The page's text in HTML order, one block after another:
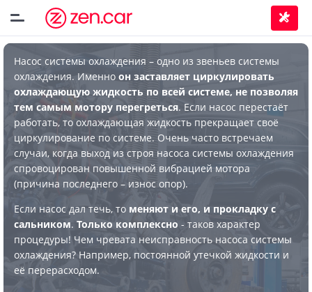
Насос системы охлаждения – одно из звеньев системы
охлаждения. Именно он заставляет циркулировать
охлаждающую жидкость по всей системе, не позволяя
тем самым мотору перегреться. Если насос перестаёт
работать, то охлаждающая жидкость прекращает своё
циркулирование по системе. Очень часто встречаем
случаи, когда выход из строя насоса системы охлаждения
спровоцирован повышенной вибрацией мотора
(причина последнего – износ опор).
Если насос дал течь, то меняют и его, и прокладку с
сальником. Только комплексно - таков характер
процедуры! Чем чревата неисправность насоса системы
охлаждения? Например, постоянной утечкой жидкости и
её перерасходом.